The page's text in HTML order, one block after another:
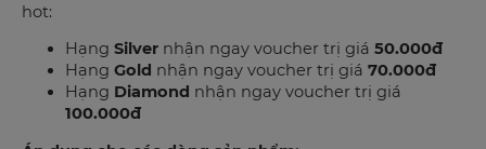
hot:
Hạng Silver nhận ngay voucher trị giá 50.000đ
Hạng Gold nhận ngay voucher trị giá 70.000đ
Hạng Diamond nhận ngay voucher trị giá
100.000đ